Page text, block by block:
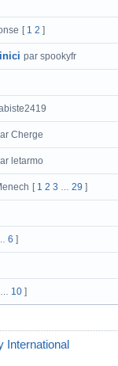
[ 1 2 ]
par spookyfr
Cherge
letarmo
[ 1 2 3 29 ]
6 ]
10 ]
International